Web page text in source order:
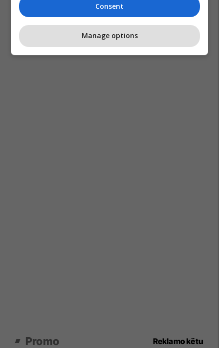
Shba
Promo Reklamo këtu
Consent
Manage options